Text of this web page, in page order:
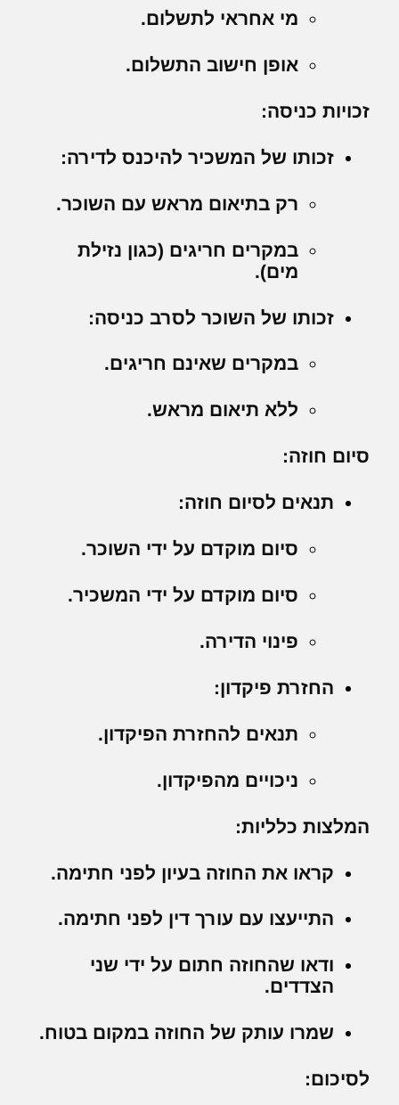
מי אחראי לתשלום.
אופן חישוב התשלום.
זכויות כניסה:
זכותו של המשכיר להיכנס לדירה:
רק בתיאום מראש עם השוכר.
במקרים חריגים (כגון נזילת
מים).
זכותו של השוכר לסרב כניסה:
במקרים שאינם חריגים.
ללא תיאום מראש.
סיום חוזה:
תנאים לסיום חוזה:
סיום מוקדם על ידי השוכר.
סיום מוקדם על ידי המשכיר.
פינוי הדירה.
החזרת פיקדון:
תנאים להחזרת הפיקדון.
ניכויים מהפיקדון.
המלצות כלליות:
קראו את החוזה בעיון לפני חתימה.
התייעצו עם עורך דין לפני חתימה.
ודאו שהחוזה חתום על ידי שני
הצדדים.
שמרו עותק של החוזה במקום בטוח.
לסיכום: